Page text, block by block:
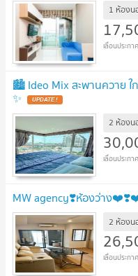
1 ห้องน
🏙️ Ideo Mix สะพานควาย ใ
✨ UPDATE !
2 ห้องน
MW agency❣️ห้องว่าง
2 ห้องน